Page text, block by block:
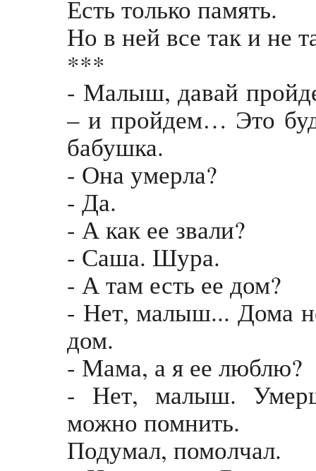
Есть только память.
Но в ней все так и не
***
- Малыш, давай
– и пройдем… Это
бабушка.
- Она умерла?
- Да.
- А как ее звали?
- Саша. Шура.
- А там есть ее дом?
- Нет, малыш... Дома
дом.
- Мама, а я ее люблю?
- Нет, малыш.
можно помнить.
Подумал, помолчал.